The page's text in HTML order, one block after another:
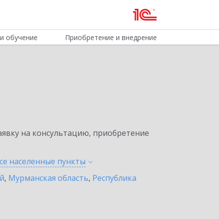
обучение Приобретение и внедрение
на консультацию, приобретение
населенные пункты
, Мурманская область, Республика